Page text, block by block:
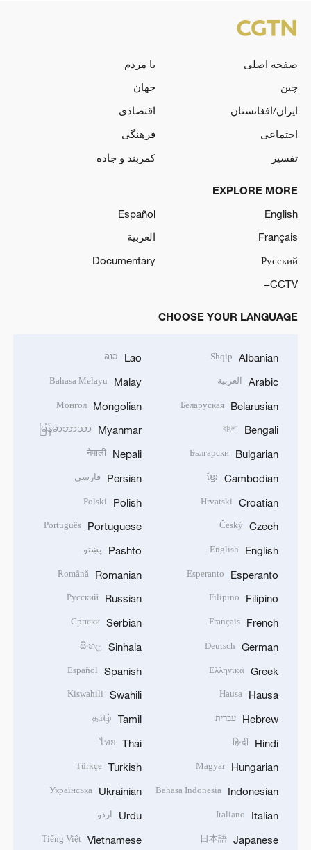
صفحه اصلی
با مردم
چین
جهان
ایران/افغانستان
اقتصادی
اجتماعی
فرهنگی
تفسیر
کمربند و جاده
EXPLORE MORE
English
Español
Français
العربية
Русский
Documentary
CCTV+
CHOOSE YOUR LANGUAGE
Albanian
Shqip
Arabic العربية
Belarusian
Беларуская
Bengali
বাংলা
Bulgarian
Български
Cambodian
ខ្មែរ
Croatian
Hrvatski
Czech
Český
English
English
Esperanto
Esperanto
Filipino
Filipino
French
Français
German
Deutsch
Greek
Ελληνικά
Hausa
Hausa
Hebrew עברית
Hindi
हिन्दी
Hungarian
Magyar
Indonesian
Bahasa Indonesia
Italian
Italiano
Japanese
日本語
Lao
ລາວ
Malay
Bahasa Melayu
Mongolian
Монгол
Myanmar
မြန်မာဘာသာ
Nepali
नेपाली
Persian فارسی
Polish
Polski
Portuguese
Português
Pashto پښتو
Romanian
Română
Russian
Русский
Serbian
Српски
Sinhala
සිංහල
Spanish
Español
Swahili
Kiswahili
Tamil
தமிழ்
Thai
ไทย
Turkish
Türkçe
Ukrainian
Українська
Urdu اردو
Vietnamese
Tiếng Việt